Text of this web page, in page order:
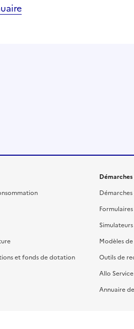
et fonds de dotation
Simulateurs
Modèles
Outils de
Allo
Annuaire